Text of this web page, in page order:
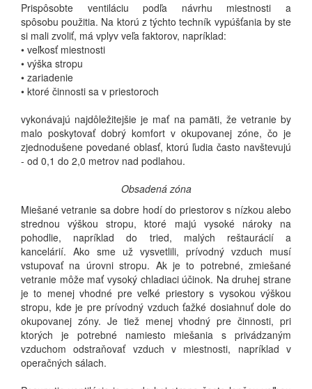
Prispôsobte ventiláciu podľa návrhu miestnosti a
spôsobupoužitia. Na ktorú z týchto techník vypúšťania by ste
si mali zvoliť, má vplyv veľa faktorov, napríklad:
• veľkosť miestnosti
• výška stropu
• zariadenie
• ktoré činnosti sa v priestoroch
vykonávajú najdôležitejšie je mať na pamäti, že vetranie by
malo poskytovať dobrý komfort v okupovanej zóne, čo je
zjednodušene povedané oblasť, ktorú ľudia často navštevujú
- od 0,1 do 2,0 metrov nad podlahou.
Obsadená zóna
Miešané vetranie sa dobre hodí do priestorov s nízkou alebo
strednou výškou stropu, ktoré majú vysoké nároky na
pohodlie, napríklad do tried, malých reštaurácií a
kancelárií. Ako sme už vysvetlili, prívodný vzduch musí
vstupovať na úrovni stropu. Ak je to potrebné, zmiešané
vetranie môže mať vysoký chladiaci účinok. Na druhej strane
je to menej vhodné pre veľké priestory s vysokou výškou
stropu, kde je pre prívodný vzduch ťažké dosiahnuť dole do
okupovanej zóny. Je tiež menej vhodný pre činnosti, pri
ktorých je potrebné namiesto miešania s privádzaným
vzduchom odstraňovať vzduch v miestnosti, napríklad v
operačných sálach.